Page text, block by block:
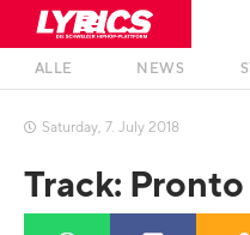
ALLE NEWS
 Saturday, 7. July 2018
Track: